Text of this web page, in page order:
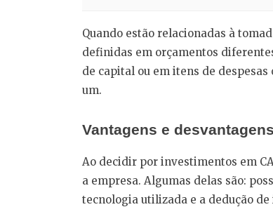
Quando estão relacionadas à
definidas em orçamentos
de capital ou em itens de
um.
Vantagens e desvantagens
Ao decidir por investimentos em
a empresa. Algumas delas são:
tecnologia utilizada e a dedução